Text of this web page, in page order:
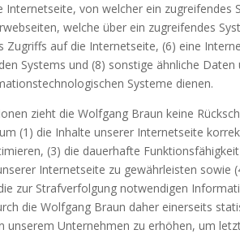
von welcher ein zugreifendes
welche über ein zugreifendes
auf die Internetseite, (6) eine
Systems und (8) sonstige ähnliche
Systeme dienen.
zieht die Wolfgang Braun keine
(1) die Inhalte unserer Internetseite
(3) die dauerhafte
Internetseite zu gewährleisten sowie
zur Strafverfolgung notwendigen
die Wolfgang Braun daher einerseits
Unternehmen zu erhöhen, um